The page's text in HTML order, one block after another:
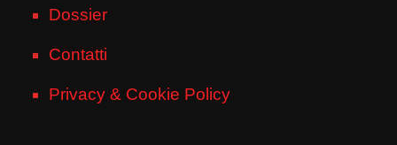
Dossier
Contatti
Privacy & Cookie Policy